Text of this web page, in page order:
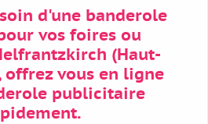
d'une banderole
vos foires ou
(Haut-
offrez vous en ligne
publicitaire